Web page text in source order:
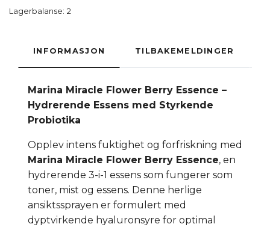
Lagerbalanse: 2
INFORMASJON TILBAKEMELDINGER
Marina Miracle Flower Berry Essence –
Hydrerende Essens med Styrkende
Probiotika
Opplev intens fuktighet og forfriskning med
Marina Miracle Flower Berry Essence, en
hydrerende 3-i-1 essens som fungerer som
toner, mist og essens. Denne herlige
ansiktssprayen er formulert med
dyptvirkende hyaluronsyre for optimal